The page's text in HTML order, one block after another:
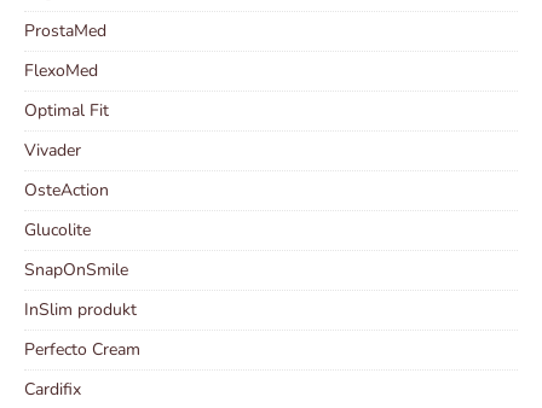
ProstaMed
FlexoMed
Optimal Fit
Vivader
OsteAction
Glucolite
SnapOnSmile
InSlim produkt
Perfecto Cream
Cardifix